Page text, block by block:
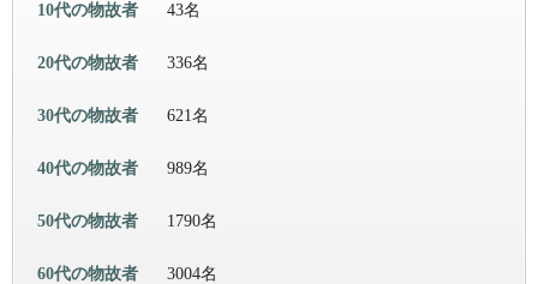
10代の物故者 43名
20代の物故者 336名
30代の物故者 621名
40代の物故者 989名
50代の物故者 1790名
60代の物故者 3004名